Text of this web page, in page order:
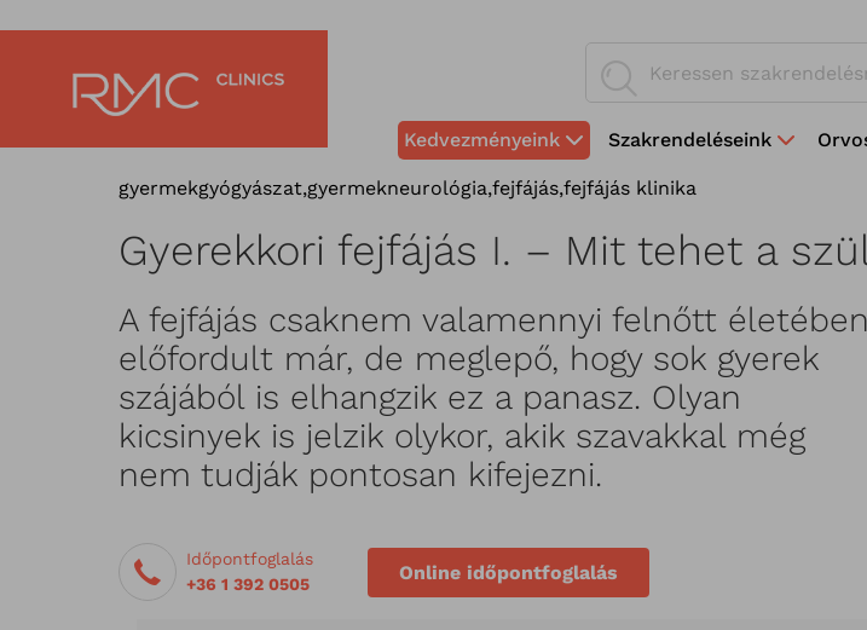
Kedvezményeink Szakrendeléseink
gyermekgyógyászat,gyermekneurológia,fejfájás,fejfájás klinika
Gyerekkori fejfájás I. – Mit tehet a
A fejfájás csaknem valamennyi felnőtt életében
előfordult már, de meglepő, hogy sok gyerek
szájából is elhangzik ez a panasz. Olyan
kicsinyek is jelzik olykor, akik szavakkal még
nem tudják pontosan kifejezni.
Időpontfoglalás
+36 1 392 0505
Online időpontfoglalás